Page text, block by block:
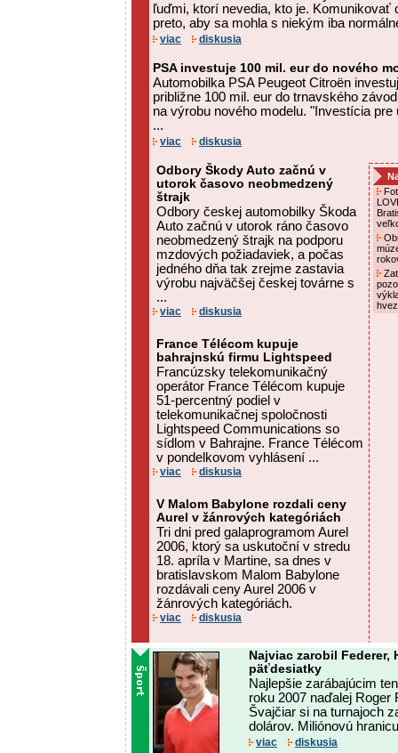
ľuďmi, ktorí nevedia, kto je. Komunikovať
preto, aby sa mohla s niekým iba
viac diskusia
PSA investuje 100 mil. eur do nového
Automobilka PSA Peugeot Citroën
približne 100 mil. eur do trnavského
na výrobu nového modelu. "Investícia pre
...
viac diskusia
Odbory Škody Auto začnú v
utorok časovo neobmedzený
štrajk
Odbory českej automobilky Škoda
Auto začnú v utorok ráno časovo
neobmedzený štrajk na podporu
mzdových požiadaviek, a počas
jedného dňa tak zrejme zastavia
výrobu najväčšej českej továrne s
...
viac diskusia
France Télécom kupuje
bahrajnskú firmu Lightspeed
Francúzsky telekomunikačný
operátor France Télécom kupuje
51-percentný podiel v
telekomunikačnej spoločnosti
Lightspeed Communications so
sídlom v Bahrajne. France Télécom
v pondelkovom vyhlásení ...
viac diskusia
V Malom Babylone rozdali ceny
Aurel v žánrových kategóriách
Tri dni pred galaprogramom Aurel
2006, ktorý sa uskutoční v stredu
18. apríla v Martine, sa dnes v
bratislavskom Malom Babylone
rozdávali ceny Aurel 2006 v
žánrových kategóriách.
viac diskusia
Najviac zarobil Federer,
päťdesiatky
Najlepšie zarábajúcim
roku 2007 naďalej Roger
Švajčiar si na turnajoch
dolárov. Miliónovú
viac diskusia